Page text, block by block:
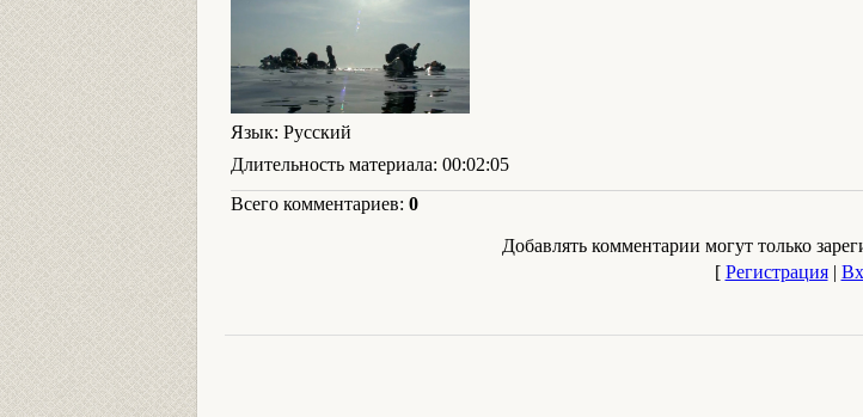
Язык: Русский
Длительность материала: 00:02:05
Всего комментариев: 0
Добавлять комментарии могут только
[ Регистрация|